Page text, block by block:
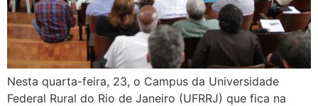
Nesta quarta-feira, 23, o Campus da Universidade
Federal Rural do Rio de Janeiro (UFRRJ) que fica na